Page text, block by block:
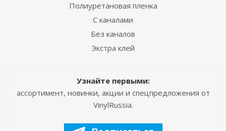
Полиуретановая пленка
С каналами
Без каналов
Экстра клей
Узнайте первыми:
ассортимент, новинки, акции и спецпредложения от
VinylRussia.